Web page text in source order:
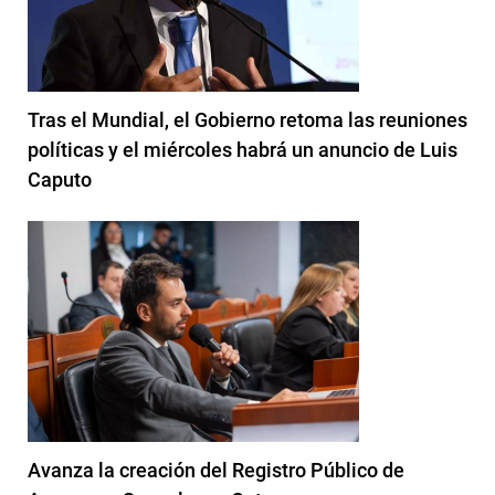
Tras el Mundial, el Gobierno retoma las reuniones
políticas y el miércoles habrá un anuncio de Luis
Caputo
Avanza la creación del Registro Público de